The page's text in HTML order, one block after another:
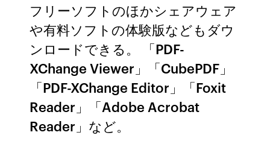
フリーソフトのほかシェアウェア
や有料ソフトの体験版などもダウ
ンロードできる。 「PDF-
XChange Viewer」「CubePDF」
「PDF-XChange Editor」「Foxit
Reader」「Adobe Acrobat
Reader」など。